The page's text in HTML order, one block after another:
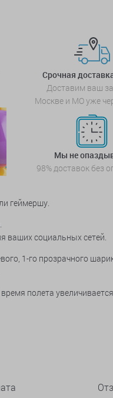
Срочная
Доставим ваш
Москве и МО уже
Мы не
98% доставок без
геймершу.
ваших социальных сетей.
1-го прозрачного
полета увеличивается